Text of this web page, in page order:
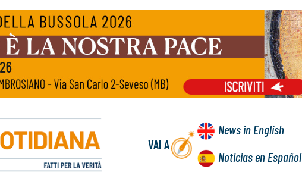
VAI A
Newsin English
Noticiasen Español